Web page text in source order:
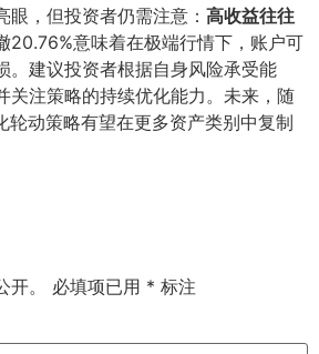
，但投资者仍需注意： 高收益往往
20.76%意味着在极端行情下，账户可
。建议投资者根据自身风险承受能
关注策略的持续优化能力。未来，随
轮动策略有望在更多资产类别中复制
。 必填项已用 * 标注